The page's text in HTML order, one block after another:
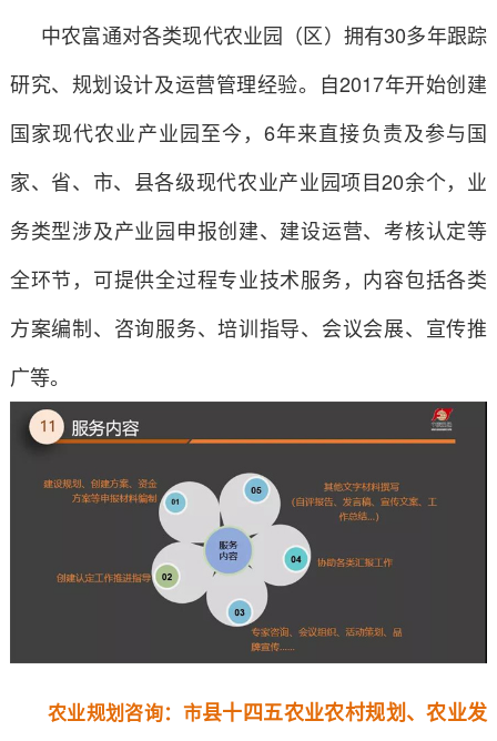
中农富通对各类现代农业园（区）拥有30多年跟踪
研究、规划设计及运营管理经验。自2017年开始创建
国家现代农业产业园至今，6年来直接负责及参与国
家、省、市、县各级现代农业产业园项目20余个，业
务类型涉及产业园申报创建、建设运营、考核认定等
全环节，可提供全过程专业技术服务，内容包括各类
方案编制、咨询服务、培训指导、会议会展、宣传推
广等。
农业规划咨询： 市县十四五农业农村规划、农业发